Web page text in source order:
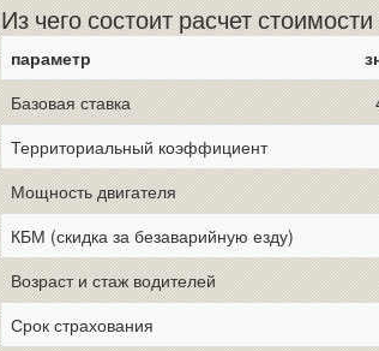
Из чего состоит расчет
параметр
Базовая ставка
Территориальный коэффициент
Мощность двигателя
КБМ (скидка за безаварийную езду)
Возраст и стаж водителей
Срок страхования